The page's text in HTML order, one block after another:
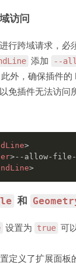
访问
行跨域请求，必
添加
--
外，确保插件的
免插件无法访问
>
>--allow-file-
>
和
设置为 true 可
定义了扩展面板